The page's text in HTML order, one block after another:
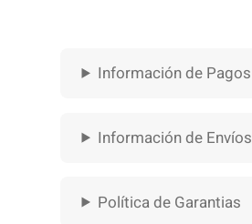
Información de Pagos
Información de Envíos
Política de Garantias